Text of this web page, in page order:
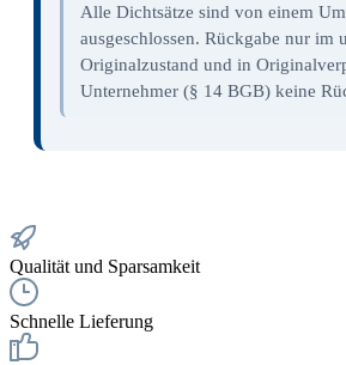
Alle Dichtsätze sind von einem
ausgeschlossen. Rückgabe nur im
Originalzustand und in
Unternehmer (§ 14 BGB) keine
Qualität und Sparsamkeit
Schnelle Lieferung